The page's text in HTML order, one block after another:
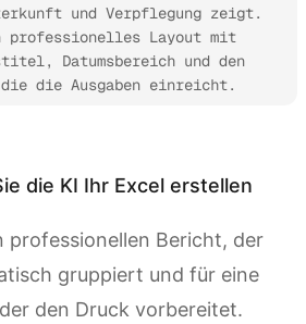
und Verpflegung zeigt.
professionelles Layout mit
Datumsbereich und den
die die Ausgaben einreicht.
die KI Ihr Excel erstellen
professionellen Bericht, der
gruppiert und für eine
den Druck vorbereitet.